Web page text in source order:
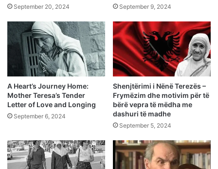
September 20, 2024 September 9, 2024
A Heart’s Journey Home:
Mother Teresa’s Tender
Letter of Love and Longing
September 6, 2024
Shenjtërimi i Nënë Terezës –
Frymëzim dhe motivim për të
bërë vepra të mëdha me
dashuri të madhe
September 5, 2024